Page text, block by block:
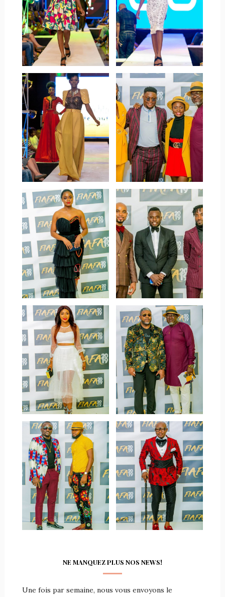
NE MANQUEZ PLUS NOS NEWS!
Une fois par semaine, nous vous envoyons le